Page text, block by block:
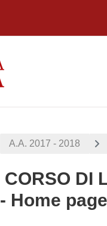
A.A. 2017 - 2018
CORSO DI
- Home